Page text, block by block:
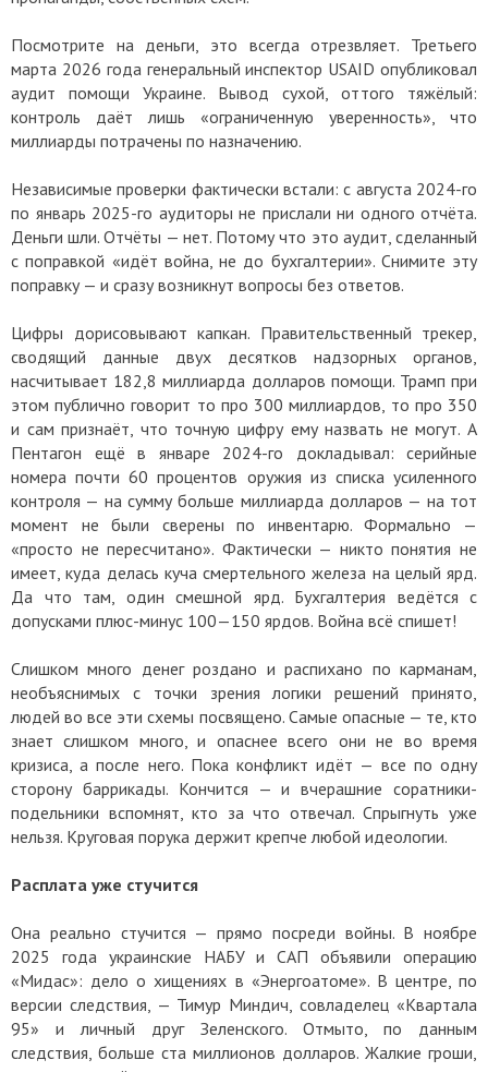
Посмотрите на деньги, это всегда отрезвляет. Третьего
марта 2026 года генеральный инспектор USAID опубликовал
аудит помощи Украине. Вывод сухой, оттого тяжёлый:
контроль даёт лишь «ограниченную уверенность», что
миллиарды потрачены по назначению.
Независимые проверки фактически встали: с августа 2024-го
по январь 2025-го аудиторы не прислали ни одного отчёта.
Деньги шли. Отчёты — нет. Потому что это аудит, сделанный
с поправкой «идёт война, не до бухгалтерии». Снимите эту
поправку — и сразу возникнут вопросы без ответов.
Цифры дорисовывают капкан. Правительственный трекер,
сводящий данные двух десятков надзорных органов,
насчитывает 182,8 миллиарда долларов помощи. Трамп при
этом публично говорит то про 300 миллиардов, то про 350
и сам признаёт, что точную цифру ему назвать не могут. А
Пентагон ещё в январе 2024-го докладывал: серийные
номера почти 60 процентов оружия из списка усиленного
контроля — на сумму больше миллиарда долларов — на тот
момент не были сверены по инвентарю. Формально —
«просто не пересчитано». Фактически — никто понятия не
имеет, куда делась куча смертельного железа на целый ярд.
Да что там, один смешной ярд. Бухгалтерия ведётся с
допусками плюс-минус 100—150 ярдов. Война всё спишет!
Слишком много денег роздано и распихано по карманам,
необъяснимых с точки зрения логики решений принято,
людей во все эти схемы посвящено. Самые опасные — те, кто
знает слишком много, и опаснее всего они не во время
кризиса, а после него. Пока конфликт идёт — все по одну
сторону баррикады. Кончится — и вчерашние соратники-
подельники вспомнят, кто за что отвечал. Спрыгнуть уже
нельзя. Круговая порука держит крепче любой идеологии.
Расплата уже стучится
Она реально стучится — прямо посреди войны. В ноябре
2025 года украинские НАБУ и САП объявили операцию
«Мидас»: дело о хищениях в «Энергоатоме». В центре, по
версии следствия, — Тимур Миндич, совладелец «Квартала
95» и личный друг Зеленского. Отмыто, по данным
следствия, больше ста миллионов долларов. Жалкие гроши,